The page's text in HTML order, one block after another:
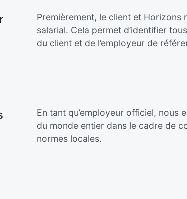
Premièrement, le client et
salarial. Cela permet d’identifier
du client et de l’employeur de
En tant qu’employeur officiel, nous
du monde entier dans le cadre de
normes locales.